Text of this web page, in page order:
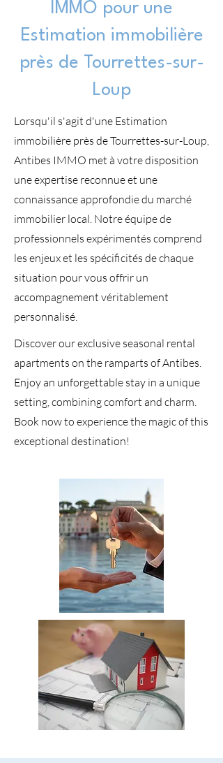
IMMO pour une
Estimation immobilière
près de Tourrettes-sur-
Loup
Lorsqu'il s'agit d'une Estimation
immobilière près de Tourrettes-sur-Loup,
Antibes IMMO met à votre disposition
une expertise reconnue et une
connaissance approfondie du marché
immobilier local. Notre équipe de
professionnels expérimentés comprend
les enjeux et les spécificités de chaque
situation pour vous offrir un
accompagnement véritablement
personnalisé.
Discover our exclusive seasonal rental
apartments on the ramparts of Antibes.
Enjoy an unforgettable stay in a unique
setting, combining comfort and charm.
Book now to experience the magic of this
exceptional destination!